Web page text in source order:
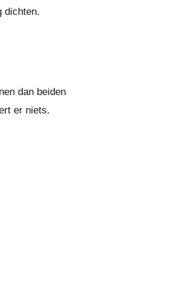
dichten.
dan beiden
er niets.